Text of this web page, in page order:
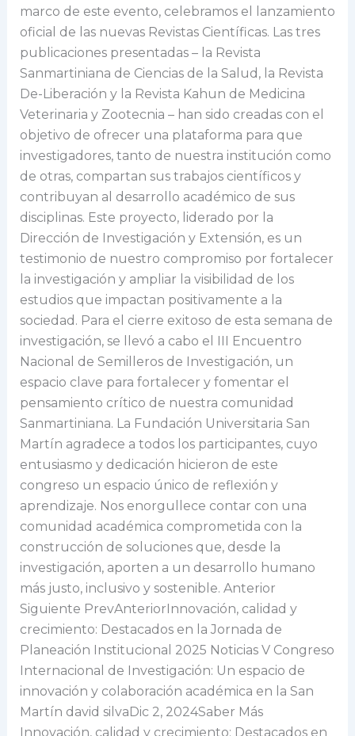
marco de este evento, celebramos el lanzamiento
oficial de las nuevas Revistas Científicas. Las tres
publicaciones presentadas – la Revista
Sanmartiniana de Ciencias de la Salud, la Revista
De-Liberación y la Revista Kahun de Medicina
Veterinaria y Zootecnia – han sido creadas con el
objetivo de ofrecer una plataforma para que
investigadores, tanto de nuestra institución como
de otras, compartan sus trabajos científicos y
contribuyan al desarrollo académico de sus
disciplinas. Este proyecto, liderado por la
Dirección de Investigación y Extensión, es un
testimonio de nuestro compromiso por fortalecer
la investigación y ampliar la visibilidad de los
estudios que impactan positivamente a la
sociedad. Para el cierre exitoso de esta semana de
investigación, se llevó a cabo el III Encuentro
Nacional de Semilleros de Investigación, un
espacio clave para fortalecer y fomentar el
pensamiento crítico de nuestra comunidad
Sanmartiniana. La Fundación Universitaria San
Martín agradece a todos los participantes, cuyo
entusiasmo y dedicación hicieron de este
congreso un espacio único de reflexión y
aprendizaje. Nos enorgullece contar con una
comunidad académica comprometida con la
construcción de soluciones que, desde la
investigación, aporten a un desarrollo humano
más justo, inclusivo y sostenible. Anterior
Siguiente PrevAnteriorInnovación, calidad y
crecimiento: Destacados en la Jornada de
Planeación Institucional 2025 Noticias V Congreso
Internacional de Investigación: Un espacio de
innovación y colaboración académica en la San
Martín david silvaDic 2, 2024Saber Más
Innovación, calidad y crecimiento: Destacados en